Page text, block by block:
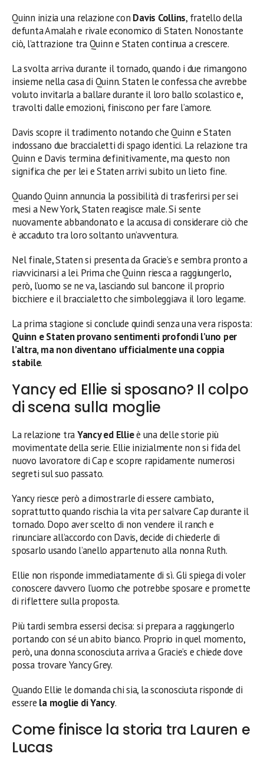
Quinn inizia una relazione con Davis Collins, fratello della
defunta Amalah e rivale economico di Staten. Nonostante
ciò, l’attrazione tra Quinn e Staten continua a crescere.
La svolta arriva durante il tornado, quando i due rimangono
insieme nella casa di Quinn. Staten le confessa che avrebbe
voluto invitarla a ballare durante il loro ballo scolastico e,
travolti dalle emozioni, finiscono per fare l’amore.
Davis scopre il tradimento notando che Quinn e Staten
indossano due braccialetti di spago identici. La relazione tra
Quinn e Davis termina definitivamente, ma questo non
significa che per lei e Staten arrivi subito un lieto fine.
Quando Quinn annuncia la possibilità di trasferirsi per sei
mesi a New York, Staten reagisce male. Si sente
nuovamente abbandonato e la accusa di considerare ciò che
è accaduto tra loro soltanto un’avventura.
Nel finale, Staten si presenta da Gracie’s e sembra pronto a
riavvicinarsi a lei. Prima che Quinn riesca a raggiungerlo,
però, l’uomo se ne va, lasciando sul bancone il proprio
bicchiere e il braccialetto che simboleggiava il loro legame.
La prima stagione si conclude quindi senza una vera risposta:
Quinn e Staten provano sentimenti profondi l’uno per
l’altra, ma non diventano ufficialmente una coppia
stabile.
Yancy ed Ellie si sposano? Il colpo
di scena sulla moglie
La relazione traYancy ed Ellieè una delle storie più
movimentate della serie. Ellie inizialmente non si fida del
nuovo lavoratore di Cap e scopre rapidamente numerosi
segreti sul suo passato.
Yancy riesce però a dimostrarle di essere cambiato,
soprattutto quando rischia la vita per salvare Cap durante il
tornado. Dopo aver scelto di non vendere il ranch e
rinunciare all’accordo con Davis, decide di chiederle di
sposarlo usando l’anello appartenuto alla nonna Ruth.
Ellie non risponde immediatamente di sì. Gli spiega di voler
conoscere davvero l’uomo che potrebbe sposare e promette
di riflettere sulla proposta.
Più tardi sembra essersi decisa: si prepara a raggiungerlo
portando con sé un abito bianco. Proprio in quel momento,
però, una donna sconosciuta arriva a Gracie’s e chiede dove
possa trovare Yancy Grey.
Quando Ellie le domanda chi sia, la sconosciuta risponde di
essere la moglie di Yancy.
Come finisce la storia tra Lauren e
Lucas